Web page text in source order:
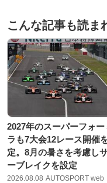
こんな記事も読ま
2027年のスーパーフォー
ラも7大会12レース開催
定。8月の暑さを考慮し
ーブレイクを設定
2026.08.08 AUTOSPORT web